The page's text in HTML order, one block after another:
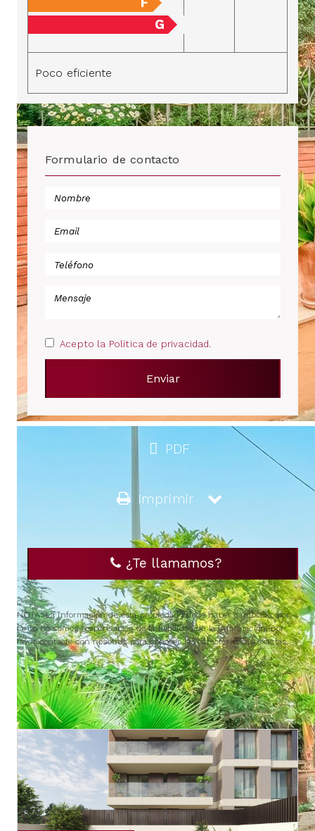
G
Poco eficiente
Formulario de contacto
Acepto la Política de privacidad.
PDF
Imprimir
¿Te llamamos?
NOTA: La información de esta propiedad puede haber cambiado, por
tanto no somos responsables de la fiabilidad de la información, por
favor contacte con nosotros para conocer las características exactas.
IMMUEBLES SIMILARES